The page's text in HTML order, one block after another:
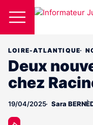
LOIRE-ATLANTIQUE
Deux
chez
19/04/2025 Sara